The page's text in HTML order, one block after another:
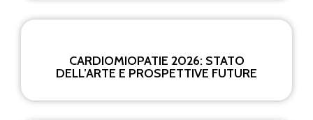
CARDIOMIOPATIE 2026: STATO
DELL’ARTE E PROSPETTIVE FUTURE